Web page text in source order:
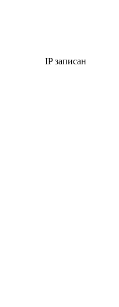
IP записан